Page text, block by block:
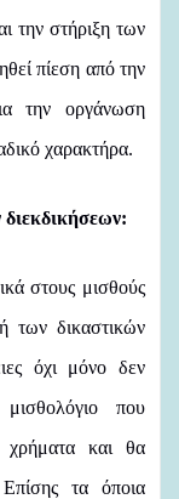
την στήριξη των
πίεση από την
την οργάνωση
χαρακτήρα.
στους μισθούς
των δικαστικών
όχι μόνο δεν
που
χρήματα και θα
τα όποια